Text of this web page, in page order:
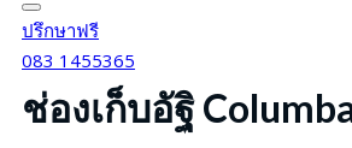
ปรึกษาฟรี
083 1455365
ช่องเก็บอัฐิ